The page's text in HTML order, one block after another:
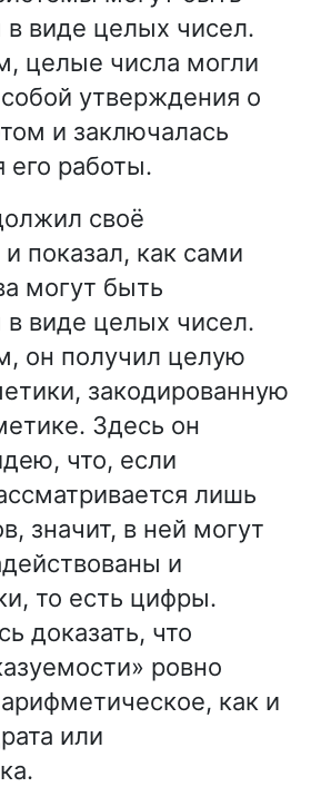
в виде целых чисел.
целые числа могли
утверждения о
и заключалась
его работы.
своё
показал, как сами
могут быть
в виде целых чисел.
он получил целую
закодированную
Здесь он
что, если
лишь
значит, в ней могут
и
то есть цифры.
доказать, что
ровно
как и
или